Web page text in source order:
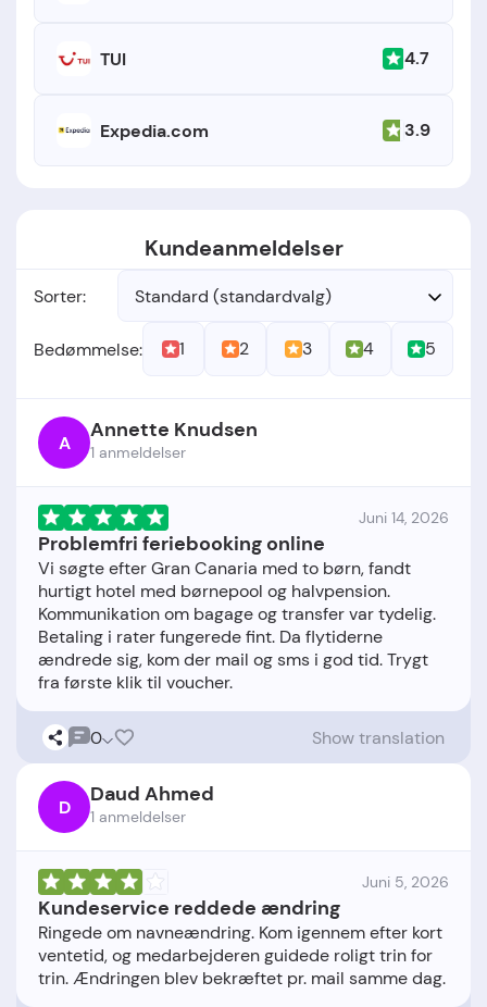
TUI 4.7
Expedia.com 3.9
Kundeanmeldelser
Sorter: Standard (standardvalg)
Bedømmelse: 1 2 3 4 5
A Annette Knudsen
1 anmeldelser
Juni 14, 2026
Problemfri feriebooking online
Vi søgte efter Gran Canaria med to børn, fandt
hurtigt hotel med børnepool og halvpension.
Kommunikation om bagage og transfer var tydelig.
Betaling i rater fungerede fint. Da flytiderne
ændrede sig, kom der mail og sms i god tid. Trygt
0 Show translation
D Daud Ahmed
1 anmeldelser
Juni 5, 2026
Kundeservice reddede ændring
Ringede om navneændring. Kom igennem efter kort
ventetid, og medarbejderen guidede roligt trin for